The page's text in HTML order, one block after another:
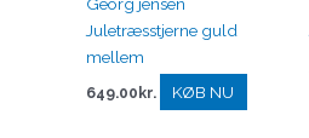
Juletræsstjerne guld
mellem
649.00 kr. KØB NU